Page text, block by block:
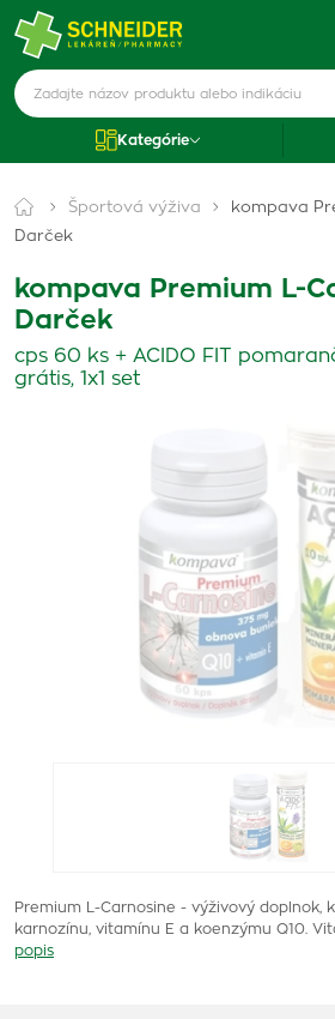
Kategórie
Športová výživa
kompava
Darček
kompava Premium L-
Darček
cps 60 ks + ACIDO FIT
grátis, 1x1 set
Premium L-Carnosine - výživový doplnok,
karnozínu, vitamínu E a koenzýmu Q10.
popis